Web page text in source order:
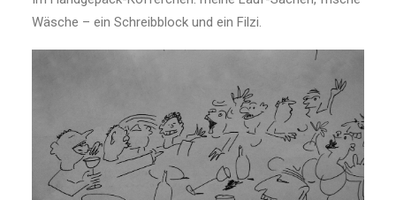
Wäsche – ein Schreibblock und ein Filzi.